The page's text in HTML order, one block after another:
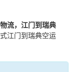
流，江门到瑞典
江门到瑞典空运